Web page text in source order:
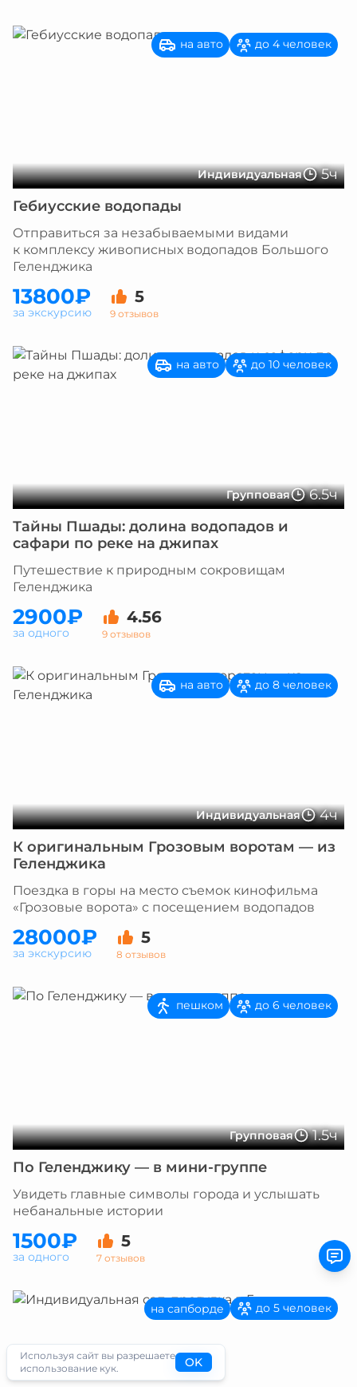
Индивидуальная 5ч
на авто до 4 человек
Гебиусские водопады
Отправиться за незабываемыми видами
к комплексу живописных водопадов Большого
Геленджика
13800₽ 5
9 отзывов
за экскурсию
Групповая 6.5ч
на авто до 10 человек
Тайны Пшады: долина водопадов и
сафари по реке на джипах
Путешествие к природным сокровищам
Геленджика
2900₽ 4.56
9 отзывов
за одного
Индивидуальная 4ч
на авто до 8 человек
К оригинальным Грозовым воротам — из
Геленджика
Поездка в горы на место съемок кинофильма
«Грозовые ворота» с посещением водопадов
28000₽ 5
8 отзывов
за экскурсию
Групповая 1.5ч
пешком до 6 человек
По Геленджику — в мини-группе
Увидеть главные символы города и услышать
небанальные истории
1500₽ 5
7 отзывов
за одного
на сапборде до 5 человек
Используя сайт вы разрешаете
использование кук.
OK